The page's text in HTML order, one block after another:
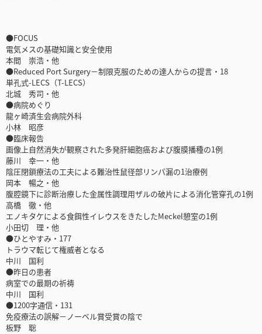
●FOCUS
電気メスの基礎知識と安全使用
本間 崇浩・他
●Reduced Port Surgery－制限克服のための達人からの提言・18
単孔式-LECS（T-LECS）
北城 秀司・他
●病院めぐり
龍ヶ崎済生会病院外科
小林 昭彦
●臨床報告
画像上自然消失が観察された多発肝細胞癌および腹膜播種の1例
藤川 幸一・他
陰圧閉鎖療法の工夫による難治性鼠径部リンパ漏の1治療例
岡本 暢之・他
腹腔鏡下に診断治療した金属性調理用ザルの破片による消化管穿孔の1例
高橋 徹・他
エノキタケによる食餌性イレウスをきたしたMeckel憩室の1例
小田切 理・他
●ひとやすみ・177
トラウマ転じて権威者となる
中川 国利
●昨日の患者
病室での最期の祈祷
中川 国利
●1200字通信・131
免疫療法の誤解－ノーベル賞受賞の陰で
板野 聡